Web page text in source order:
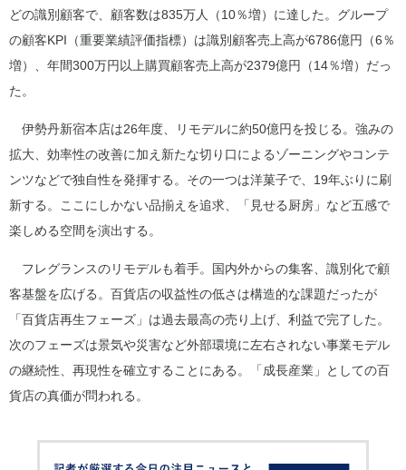
どの識別顧客で、顧客数は835万人（10％増）に達した。グループ
の顧客KPI（重要業績評価指標）は識別顧客売上高が6786億円（6％
増）、年間300万円以上購買顧客売上高が2379億円（14％増）だっ
た。
伊勢丹新宿本店は26年度、リモデルに約50億円を投じる。強みの
拡大、効率性の改善に加え新たな切り口によるゾーニングやコンテ
ンツなどで独自性を発揮する。その一つは洋菓子で、19年ぶりに刷
新する。ここにしかない品揃えを追求、「見せる厨房」など五感で
楽しめる空間を演出する。
フレグランスのリモデルも着手。国内外からの集客、識別化で顧
客基盤を広げる。百貨店の収益性の低さは構造的な課題だったが
「百貨店再生フェーズ」は過去最高の売り上げ、利益で完了した。
次のフェーズは景気や災害など外部環境に左右されない事業モデル
の継続性、再現性を確立することにある。「成長産業」としての百
貨店の真価が問われる。